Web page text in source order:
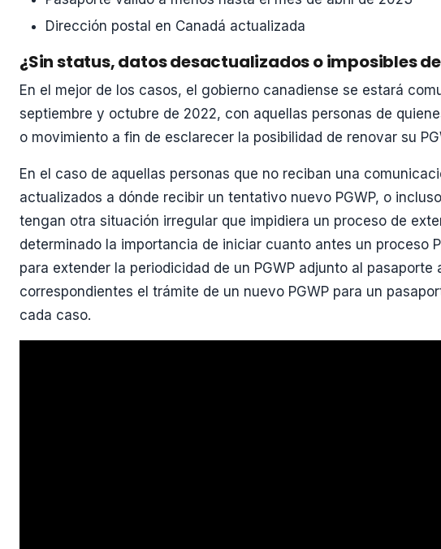
Dirección postal en Canadá actualizada
¿Sin status, datos desactualizados o imposibles
En el mejor de los casos, el gobierno canadiense se estará
septiembre y octubre de 2022, con aquellas personas de
o movimiento a fin de esclarecer la posibilidad de renovar su
En el caso de aquellas personas que no reciban una
actualizados a dónde recibir un tentativo nuevo PGWP, o
tengan otra situación irregular que impidiera un proceso de
determinado la importancia de iniciar cuanto antes un proceso
para extender la periodicidad de un PGWP adjunto al pasaporte
correspondientes el trámite de un nuevo PGWP para un
cada caso.